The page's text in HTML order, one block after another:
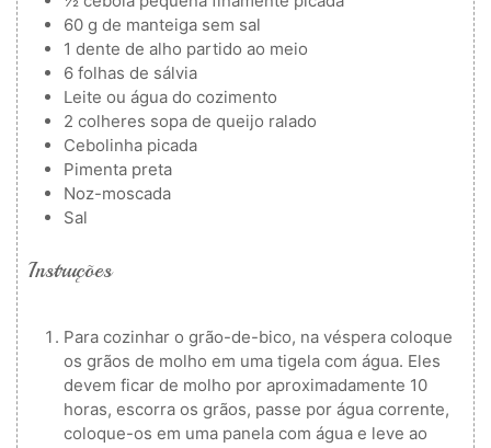
60 g de manteiga sem sal
1 dente de alho partido ao meio
6 folhas de sálvia
Leite ou água do cozimento
2 colheres sopa de queijo ralado
Cebolinha picada
Pimenta preta
Noz-moscada
Sal
Instruções
Para cozinhar o grão-de-bico, na véspera coloque
os grãos de molho em uma tigela com água. Eles
devem ficar de molho por aproximadamente 10
horas, escorra os grãos, passe por água corrente,
coloque-os em uma panela com água e leve ao